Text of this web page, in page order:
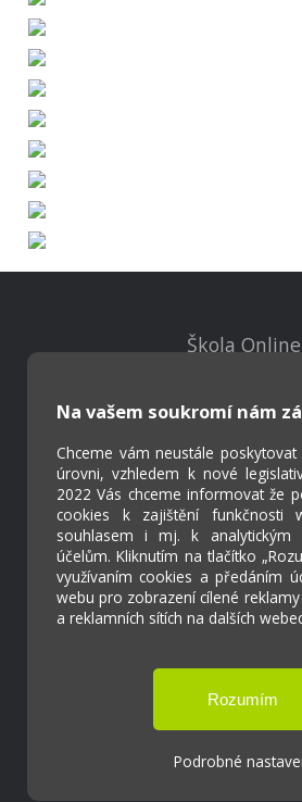
Na vašem soukromí nám
Chceme vám neustále
úrovni, vzhledem k nové
2022 Vás chceme informovat že
cookies k zajištění funkčnosti
souhlasem i mj. k analytickým
účelům. Kliknutím na tlačítko
využívaním cookies a předáním
webu pro zobrazení cílené reklamy
a reklamních sítích na dalších
Podrobné
Škola Online
Projekty
Virtuální
Cookies
Přístupnost
Přihlášení
Základní škola a Mateřská
Lhota